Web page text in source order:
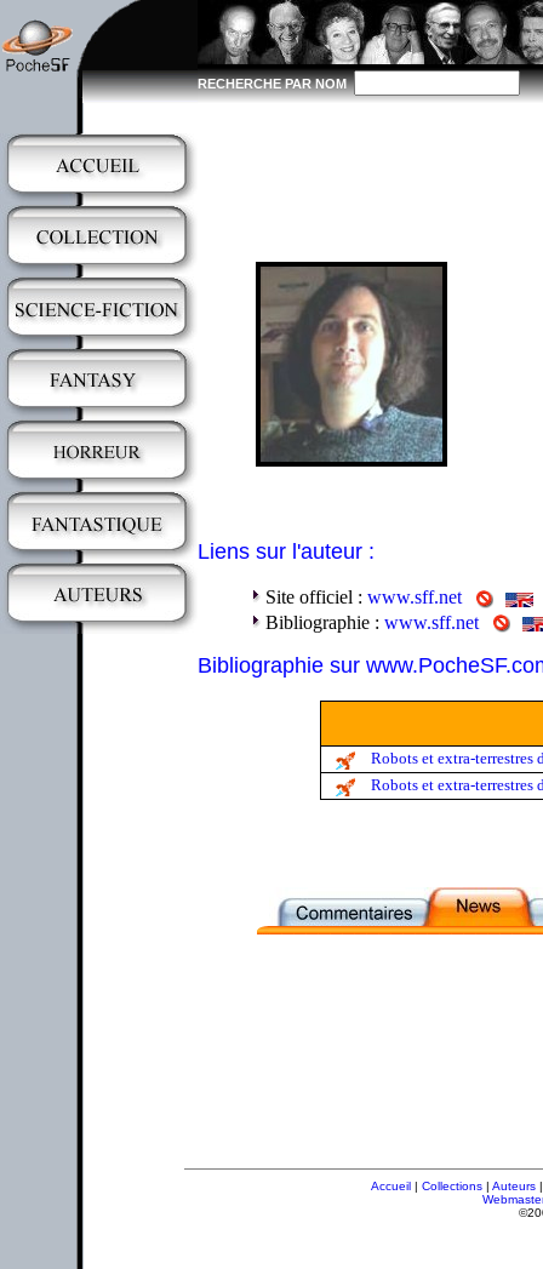
RECHERCHE PAR NOM
Liens sur l'auteur :
Site officiel : www.sff.net
Bibliographie : www.sff.net
Bibliographie sur
Robots et extra-
Robots et extra-terrestres
Accueil | Collections | Auteurs